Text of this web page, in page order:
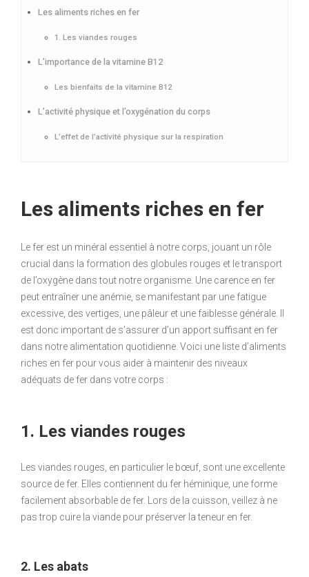
Les aliments riches en fer
1. Les viandes rouges
L’importance de la vitamine B12
Les bienfaits de la vitamine B12
L’activité physique et l’oxygénation du corps
L’effet de l’activité physique sur la respiration
Les aliments riches en fer
Le fer est un minéral essentiel à notre corps, jouant un rôle
crucial dans la formation des globules rouges et le transport
de l’oxygène dans tout notre organisme. Une carence en fer
peut entraîner une anémie, se manifestant par une fatigue
excessive, des vertiges, une pâleur et une faiblesse générale. Il
est donc important de s’assurer d’un apport suffisant en fer
dans notre alimentation quotidienne. Voici une liste d’aliments
riches en fer pour vous aider à maintenir des niveaux
adéquats de fer dans votre corps :
1. Les viandes rouges
Les viandes rouges, en particulier le bœuf, sont une excellente
source de fer. Elles contiennent du fer héminique, une forme
facilement absorbable de fer. Lors de la cuisson, veillez à ne
pas trop cuire la viande pour préserver la teneur en fer.
2. Les abats